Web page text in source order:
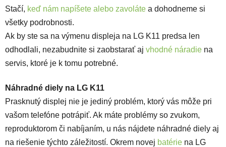
Stačí, keď nám napíšete alebo zavoláte a dohodneme si
všetky podrobnosti.
Ak by ste sa na výmenu displeja na LG K11 predsa len
odhodlali, nezabudnite si zaobstarať aj vhodné náradie na
servis, ktoré je k tomu potrebné.
Náhradné diely na LG K11
Prasknutý displej nie je jediný problém, ktorý vás môže pri
vašom telefóne potrápiť. Ak máte problémy so zvukom,
reproduktorom či nabíjaním, u nás nájdete náhradné diely aj
na riešenie týchto záležitostí. Okrem novej batérie na LG